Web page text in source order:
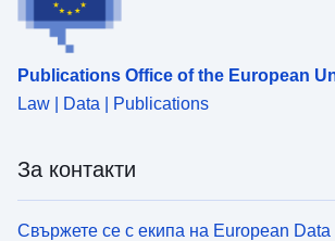
uriRef:
Publications Office of the European
Law | Data | Publications
За контакти
Свържете се с екипа на European Data